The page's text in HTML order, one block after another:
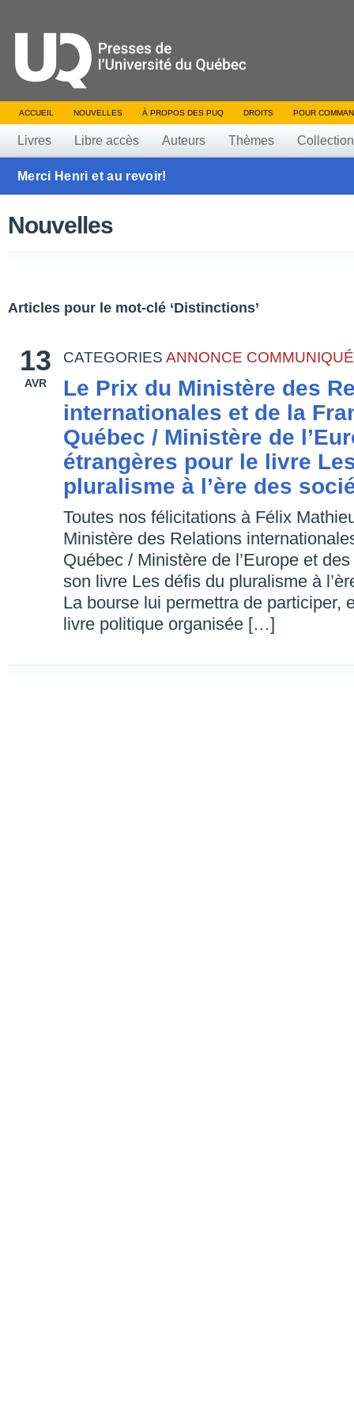
ACCUEIL NOUVELLES À PROPOS DES PUQ DROITS POUR
Livres Libre accès Auteurs Thèmes
Merci Henri et au revoir!
Nouvelles
Articles pour le mot-clé ‘Distinctions’
13
AVR
CATEGORIES ANNONCE
Le Prix du Ministère des
internationales et de la
Québec / Ministère de
étrangères pour le livre
pluralisme à l’ère des
Toutes nos félicitations à Félix
Ministère des Relations
Québec / Ministère de l’Europe et
son livre Les défis du pluralisme à
La bourse lui permettra de participer,
livre politique organisée […]